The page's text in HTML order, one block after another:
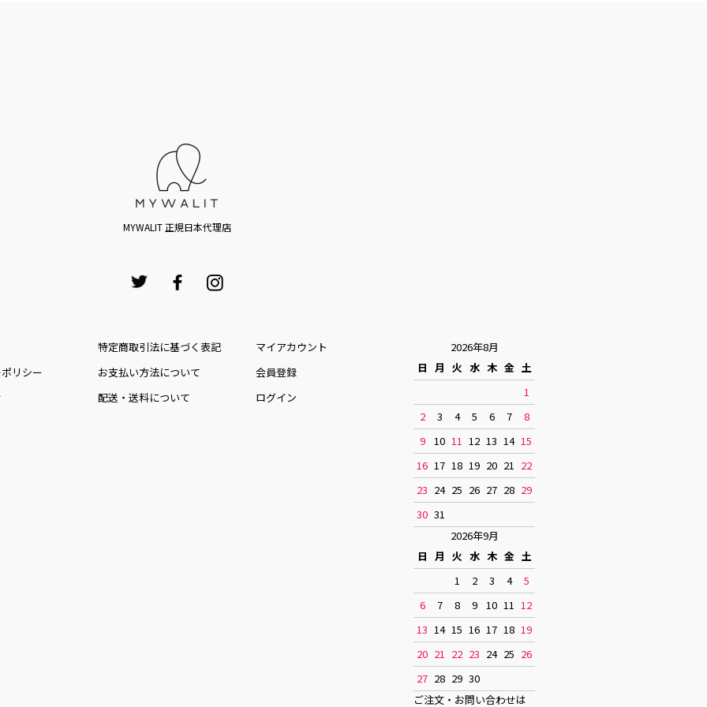
MYWALIT 正規日本代理店
リシー
特定商取引法に基づく表記
お⽀払い⽅法について
配送・送料について
マイアカウント
会員登録
ログイン
2026年8月
日
月 火 水 木 金 土
1
2
3 4 5 6 7
8
9
10 11 12 13 14 15
16 17 18 19 20 21
22
23 24 25 26 27 28 29
30 31
2026年9月
日
月 火 水 木 金 土
1
2 3 4
5
6
7 8 9 10 11
12
13 14 15 16 17 18 19
20 21 22 23 24 25 26
27 28 29 30
ご注文・お問い合わせは